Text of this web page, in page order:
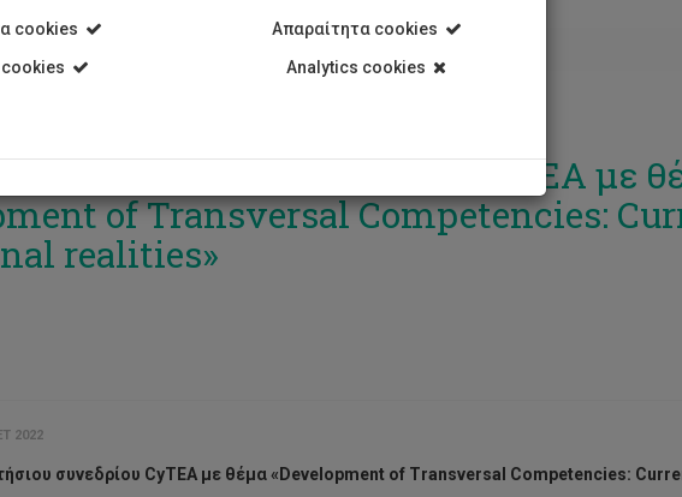
ετήσιου συνεδρίου CyTEA με
of Transversal Competencies:
realities»
2022
συνεδρίου CyTEA με θέμα «Development of Transversal Competencies:
cookies
Απαραίτητα cookies
Analytics cookies